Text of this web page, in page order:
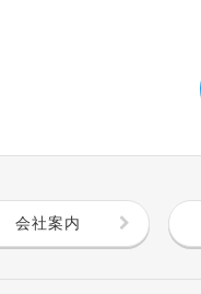
会社案内